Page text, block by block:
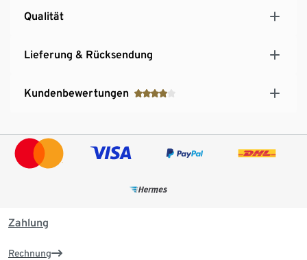
Qualität
Lieferung & Rücksendung
Kundenbewertungen
Zahlung
Rechnung